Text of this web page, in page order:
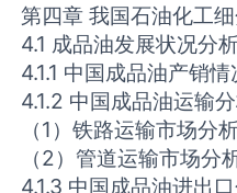
第四章 我国石油化工
4.1 成品油发展状况分
4.1.1 中国成品油产销情
4.1.2 中国成品油运输
（1）铁路运输市场分
（2）管道运输市场分
4.1.3 中国成品油进出